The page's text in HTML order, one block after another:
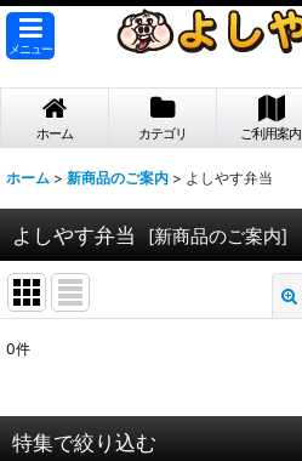
メニュー
ホーム カテゴリ ご利用案内
ホーム > 新商品のご案内 > よしやす弁当
よしやす弁当 [新商品のご案内]
並び順 :
0件
特集で絞り込む